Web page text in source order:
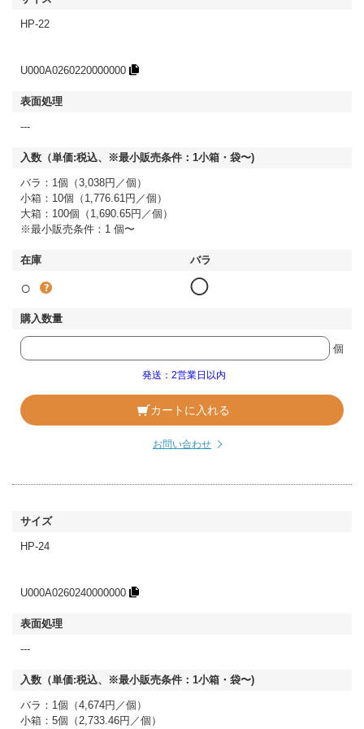
HP-22
U000A0260220000000
---
バラ：1個（3,038円／個）
小箱：10個（1,776.61円／個）
大箱：100個（1,690.65円／個）
※最小販売条件：1 個〜
○ ◯
個
発送：2営業日以内
カートに入れる
お問い合わせ
HP-24
U000A0260240000000
---
バラ：1個（4,674円／個）
小箱：5個（2,733.46円／個）